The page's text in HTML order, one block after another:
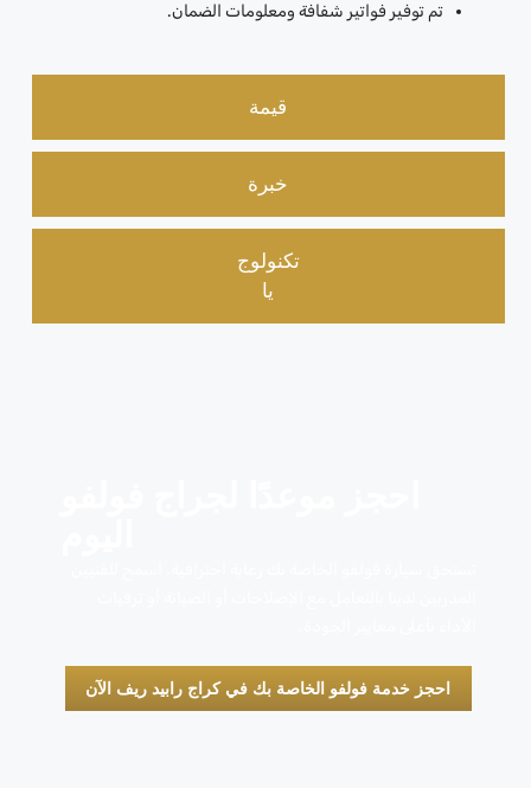
قيمة
خبرة
تكنولوج
يا
تم توفير فواتير شفافة ومعلومات الضمان.
احجز خدمة فولفو الخاصة بك في كراج رابيد ريف الآن